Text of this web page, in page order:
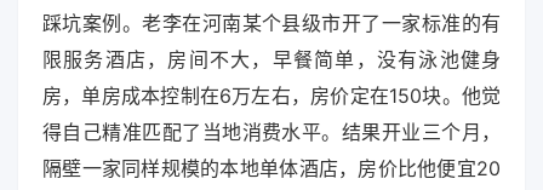
踩坑案例。老李在河南某个县级市开了一家标准的有
限服务酒店，房间不大，早餐简单，没有泳池健身
房，单房成本控制在6万左右，房价定在150块。他觉
得自己精准匹配了当地消费水平。结果开业三个月，
隔壁一家同样规模的本地单体酒店，房价比他便宜20